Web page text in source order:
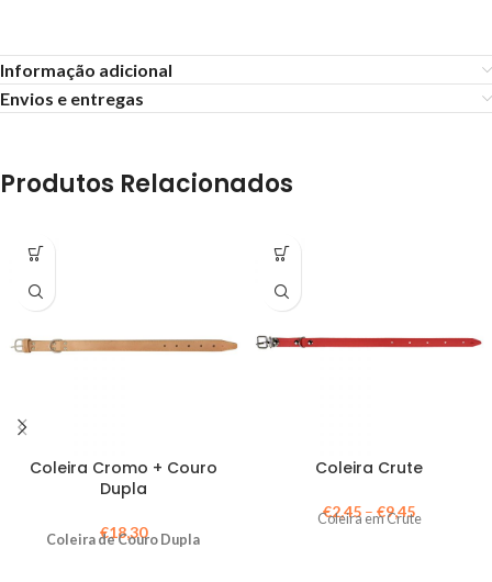
Informação adicional
Envios e entregas
Produtos Relacionados
Coleira Cromo + Couro
Dupla
€18,30
Coleira de Couro Dupla
Coleira Crute
€2,45 –€9,45
Coleira em Crute